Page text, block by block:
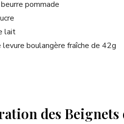
pommade
lait
levure boulangère fraîche de 42g
des Beignets